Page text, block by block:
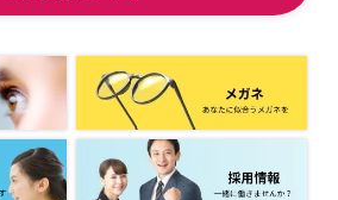
，購入した商品，閲覧したペー
法，利用環境（携帯端末を通じ
の当該端末の通信状態，利用に
定情報なども含みます），IPア
ー情報，位置情報，端末の個体
履歴情報および特性情報を，ユ
提携先のサービスを利用しまた